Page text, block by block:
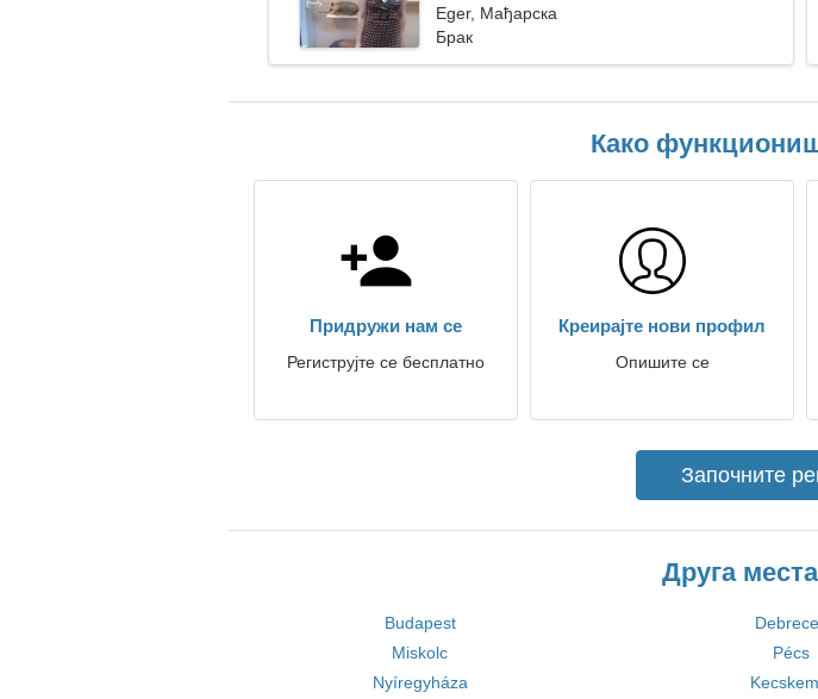
састанке
Eger, Мађарска
Брак
Како
Придружи нам се
Региструјте се бесплатно
Креирајте нови профил
Опишите се
Започните
Друга
Budapest
Miskolc
Pécs
Nyíregyháza